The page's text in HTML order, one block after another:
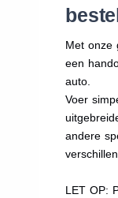
Met onze
een
auto.
Voer
andere
LET OP: